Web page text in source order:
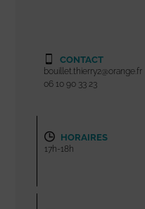
CONTACT
bouillet.thierry2@orange.fr
06 10 90 33 23
HORAIRES
17h-18h